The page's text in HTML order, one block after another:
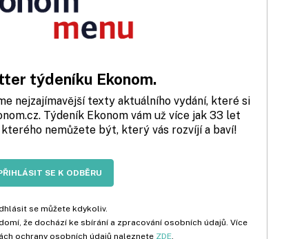
týdeníku Ekonom.
nejzajímavější texty aktuálního vydání, které si
Týdeník Ekonom vám už více jak 33 let
kterého nemůžete být, který vás rozvíjí a baví!
SE K ODBĚRU
se můžete kdykoliv.
že dochází ke sbírání a zpracování osobních údajů. Více
ochrany osobních údajů naleznete ZDE